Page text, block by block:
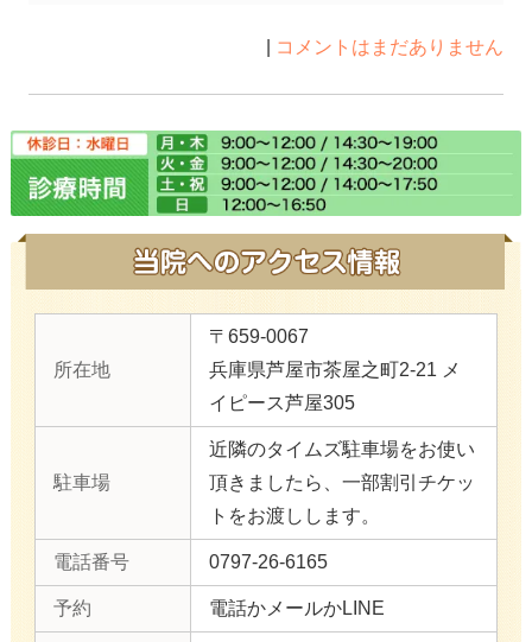
コメントはまだありません
所在地
〒659-0067
兵庫県芦屋市茶屋之町2-21 メ
イピース芦屋305
駐車場
近隣のタイムズ駐車場をお使い
頂きましたら、一部割引チケッ
トをお渡しします。
電話番号 0797-26-6165
予約 電話かメールかLINE